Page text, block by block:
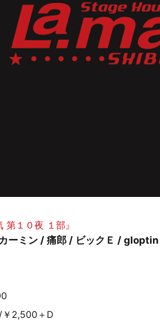
第１０夜 １部』
カーミン / 痛郎 / ビックＥ / gloptin
￥2,500＋D